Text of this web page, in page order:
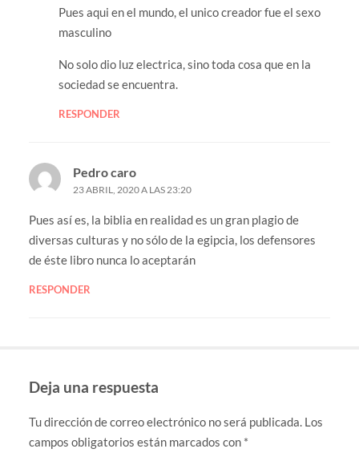
Pues aqui en el mundo, el unico creador fue el sexo
masculino
No solo dio luz electrica, sino toda cosa que en la
sociedad se encuentra.
RESPONDER
Pedro caro
23 ABRIL, 2020 A LAS 23:20
Pues así es, la biblia en realidad es un gran plagio de
diversas culturas y no sólo de la egipcia, los defensores
de éste libro nunca lo aceptarán
RESPONDER
Deja una respuesta
Tu dirección de correo electrónico no será publicada. Los
campos obligatorios están marcados con *